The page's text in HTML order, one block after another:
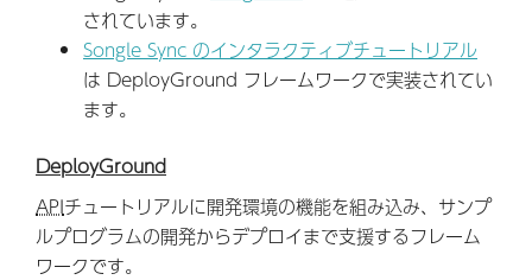
されています。
Songle Sync のインタラクティブチュートリアル
は DeployGround フレームワークで実装されてい
ます。
DeployGround
APIチュートリアルに開発環境の機能を組み込み、サンプ
ルプログラムの開発からデプロイまで支援するフレーム
ワークです。